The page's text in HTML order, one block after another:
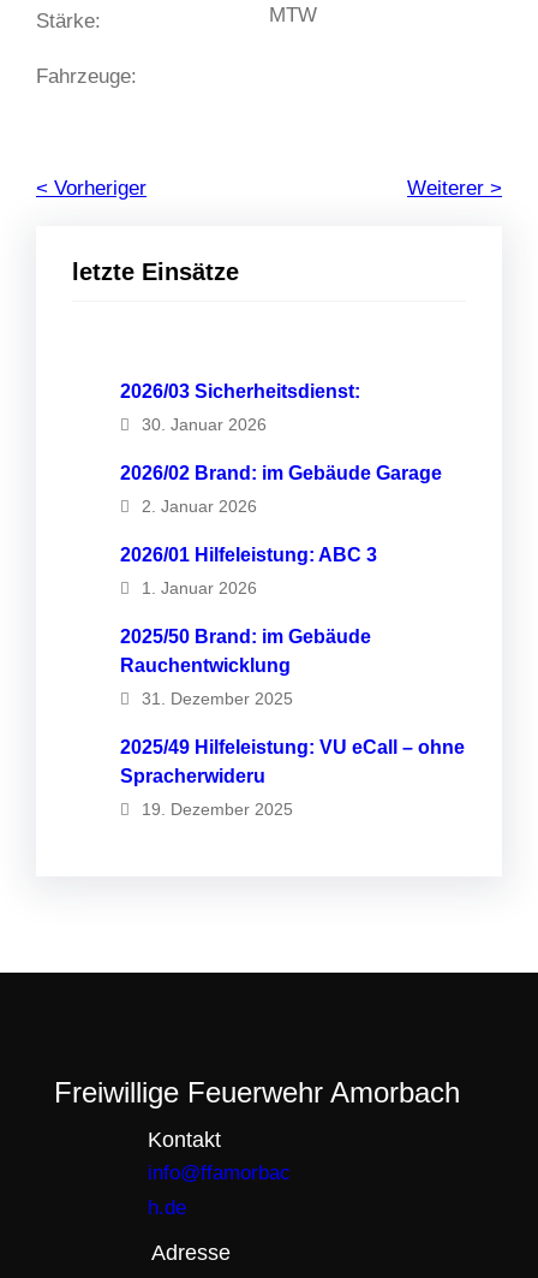
letzte Einsätze
2026/03 Sicherheitsdienst:
30. Januar 2026
2026/02 Brand: im Gebäude Garage
2. Januar 2026
2026/01 Hilfeleistung: ABC 3
1. Januar 2026
2025/50 Brand: im Gebäude
Rauchentwicklung
31. Dezember 2025
2025/49 Hilfeleistung: VU eCall – ohne
Spracherwideru
19. Dezember 2025
Stärke:
Fahrzeuge:
MTW
< Vorheriger Weiterer >
Freiwillige Feuerwehr Amorbach
Kontakt
info@ffamorbac
h.de
Adresse